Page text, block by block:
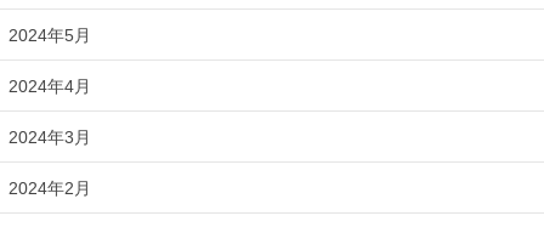
2024年5月
2024年4月
2024年3月
2024年2月